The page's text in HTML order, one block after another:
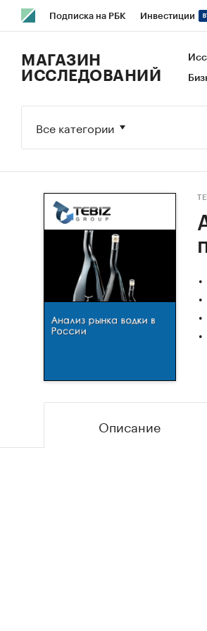
Подписка на РБК Инвестиции
Исследования Кредитные
МАГАЗИН
ИССЛЕДОВАНИЙ
Все категории
Описание